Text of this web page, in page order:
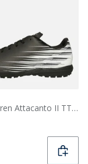
Puma Herren Attacanto II TT Astro Fußball Schuhe Puma Schwarz / Puma Weiß